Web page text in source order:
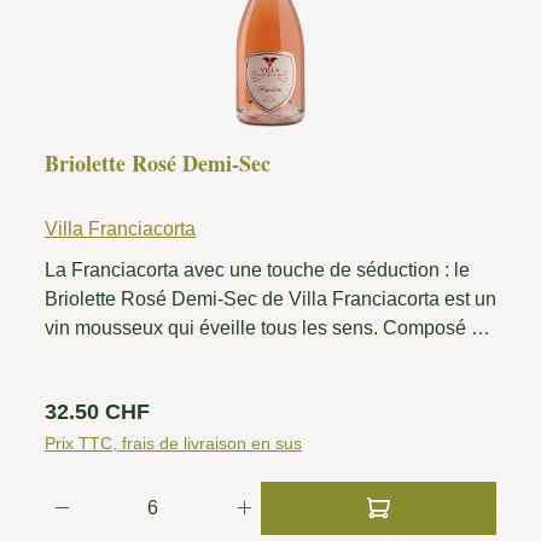
Briolette Rosé Demi-Sec
Villa Franciacorta
La Franciacorta avec une touche de séduction : le
Briolette Rosé Demi-Sec de Villa Franciacorta est un
vin mousseux qui éveille tous les sens. Composé à
par son équilibre raffiné entre fraîcheur et rondeur.
Sa robe rose tendre annonce déjà ce qui se dévoile
accompagné d'arômes de groseille rouge, de
framboise, de cerise et d'une touche d'agrumes. La
Prix régulier :
32.50 CHF
Prix TTC, frais de livraison en sus
Quantité de produit : Entrez la quantité